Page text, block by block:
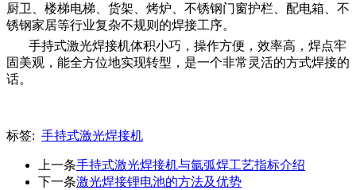
厨卫、楼梯电梯、货架、烤炉、不锈钢门窗护栏、配电箱、不
锈钢家居等行业复杂不规则的焊接工序。
手持式激光焊接机体积小巧，操作方便，效率高，焊点牢
固美观，能全方位地实现转型，是一个非常灵活的方式焊接的
话。
标签: 手持式激光焊接机
上一条手持式激光焊接机与氩弧焊工艺指标介绍
下一条激光焊接锂电池的方法及优势